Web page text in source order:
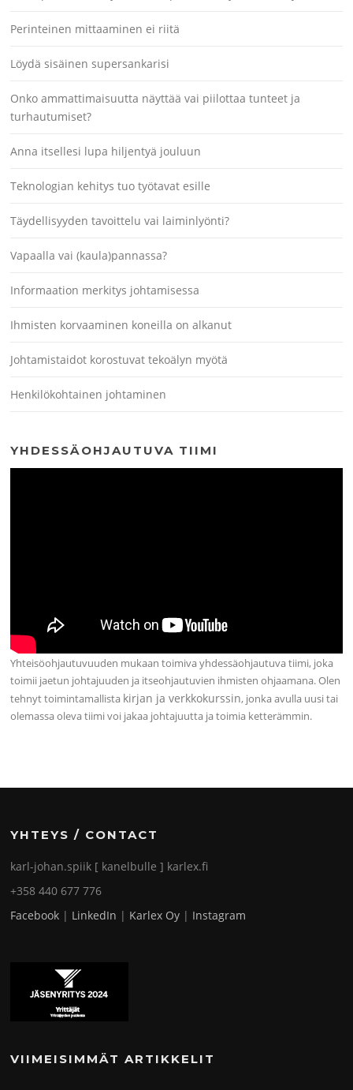
Perinteinen mittaaminen ei riitä
Löydä sisäinen supersankarisi
Onko ammattimaisuutta näyttää vai piilottaa tunteet ja
turhautumiset?
Anna itsellesi lupa hiljentyä jouluun
Teknologian kehitys tuo työtavat esille
Täydellisyyden tavoittelu vai laiminlyönti?
Vapaalla vai (kaula)pannassa?
Informaation merkitys johtamisessa
Ihmisten korvaaminen koneilla on alkanut
Johtamistaidot korostuvat tekoälyn myötä
Henkilökohtainen johtaminen
YHDESSÄOHJAUTUVA TIIMI
Yhteisöohjautuvuuden mukaan toimiva yhdessäohjautuva tiimi, joka
toimii jaetun johtajuuden ja itseohjautuvien ihmisten ohjaamana. Olen
tehnyt toimintamallista kirjan ja verkkokurssin, jonka avulla uusi tai
olemassa oleva tiimi voi jakaa johtajuutta ja toimia ketterämmin.
YHTEYS / CONTACT
karl-johan.spiik [ kanelbulle ] karlex.fi
+358 440 677 776
Facebook | LinkedIn | Karlex Oy | Instagram
VIIMEISIMMÄT ARTIKKELIT